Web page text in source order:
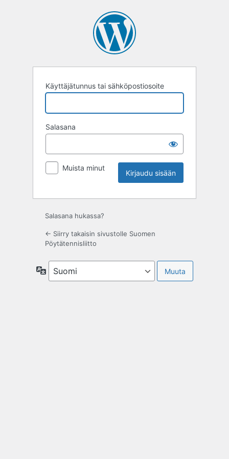
Käyttäjätunnus tai sähköpostiosoite
Salasana
Muista minut
Salasana hukassa?
← Siirry takaisin sivustolle Suomen
Pöytätennisliitto
Kieli